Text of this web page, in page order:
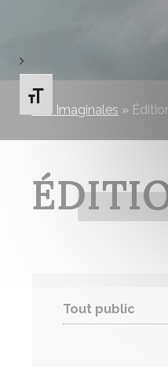
Changer la taille de la
Les Imaginales »
Tout public